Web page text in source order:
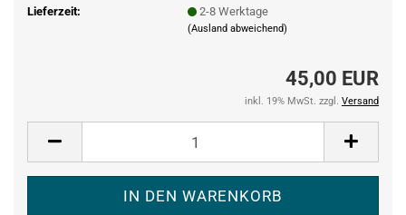
Lieferzeit:
2-8 Werktage
(Ausland abweichend)
45,00 EUR
inkl. 19% MwSt. zzgl. Versand